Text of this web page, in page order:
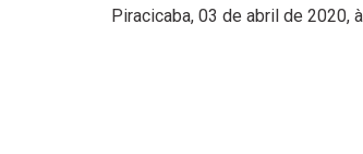
Piracicaba, 03 de abril de 2020,